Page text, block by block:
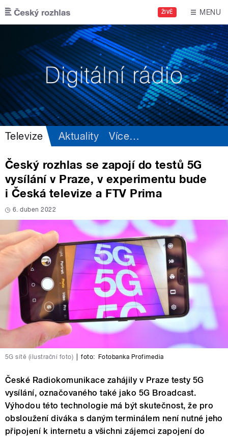
Přejít k hlavnímu obsahu
ŽIVĚ MENU
Televize Aktuality Více…
Český rozhlas se zapojí do testů 5G
vysílání v Praze, v experimentu bude
i Česká televize a FTV Prima
6. duben 2022
5G sítě (ilustrační foto) foto: Fotobanka Profimedia
České Radiokomunikace zahájily v Praze testy 5G
vysílání, označovaného také jako 5G Broadcast.
Výhodou této technologie má být skutečnost, že pro
obsloužení diváka s daným terminálem není nutné jeho
připojení k internetu a všichni zájemci zapojení do